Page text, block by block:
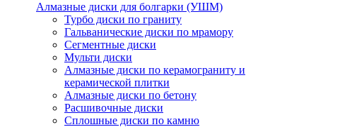
Алмазные диски для болгарки (УШМ)
Турбо диски по граниту
Гальванические диски по мрамору
Сегментные диски
Мульти диски
Алмазные диски по керамограниту и
керамической плитки
Алмазные диски по бетону
Расшивочные диски
Сплошные диски по камню